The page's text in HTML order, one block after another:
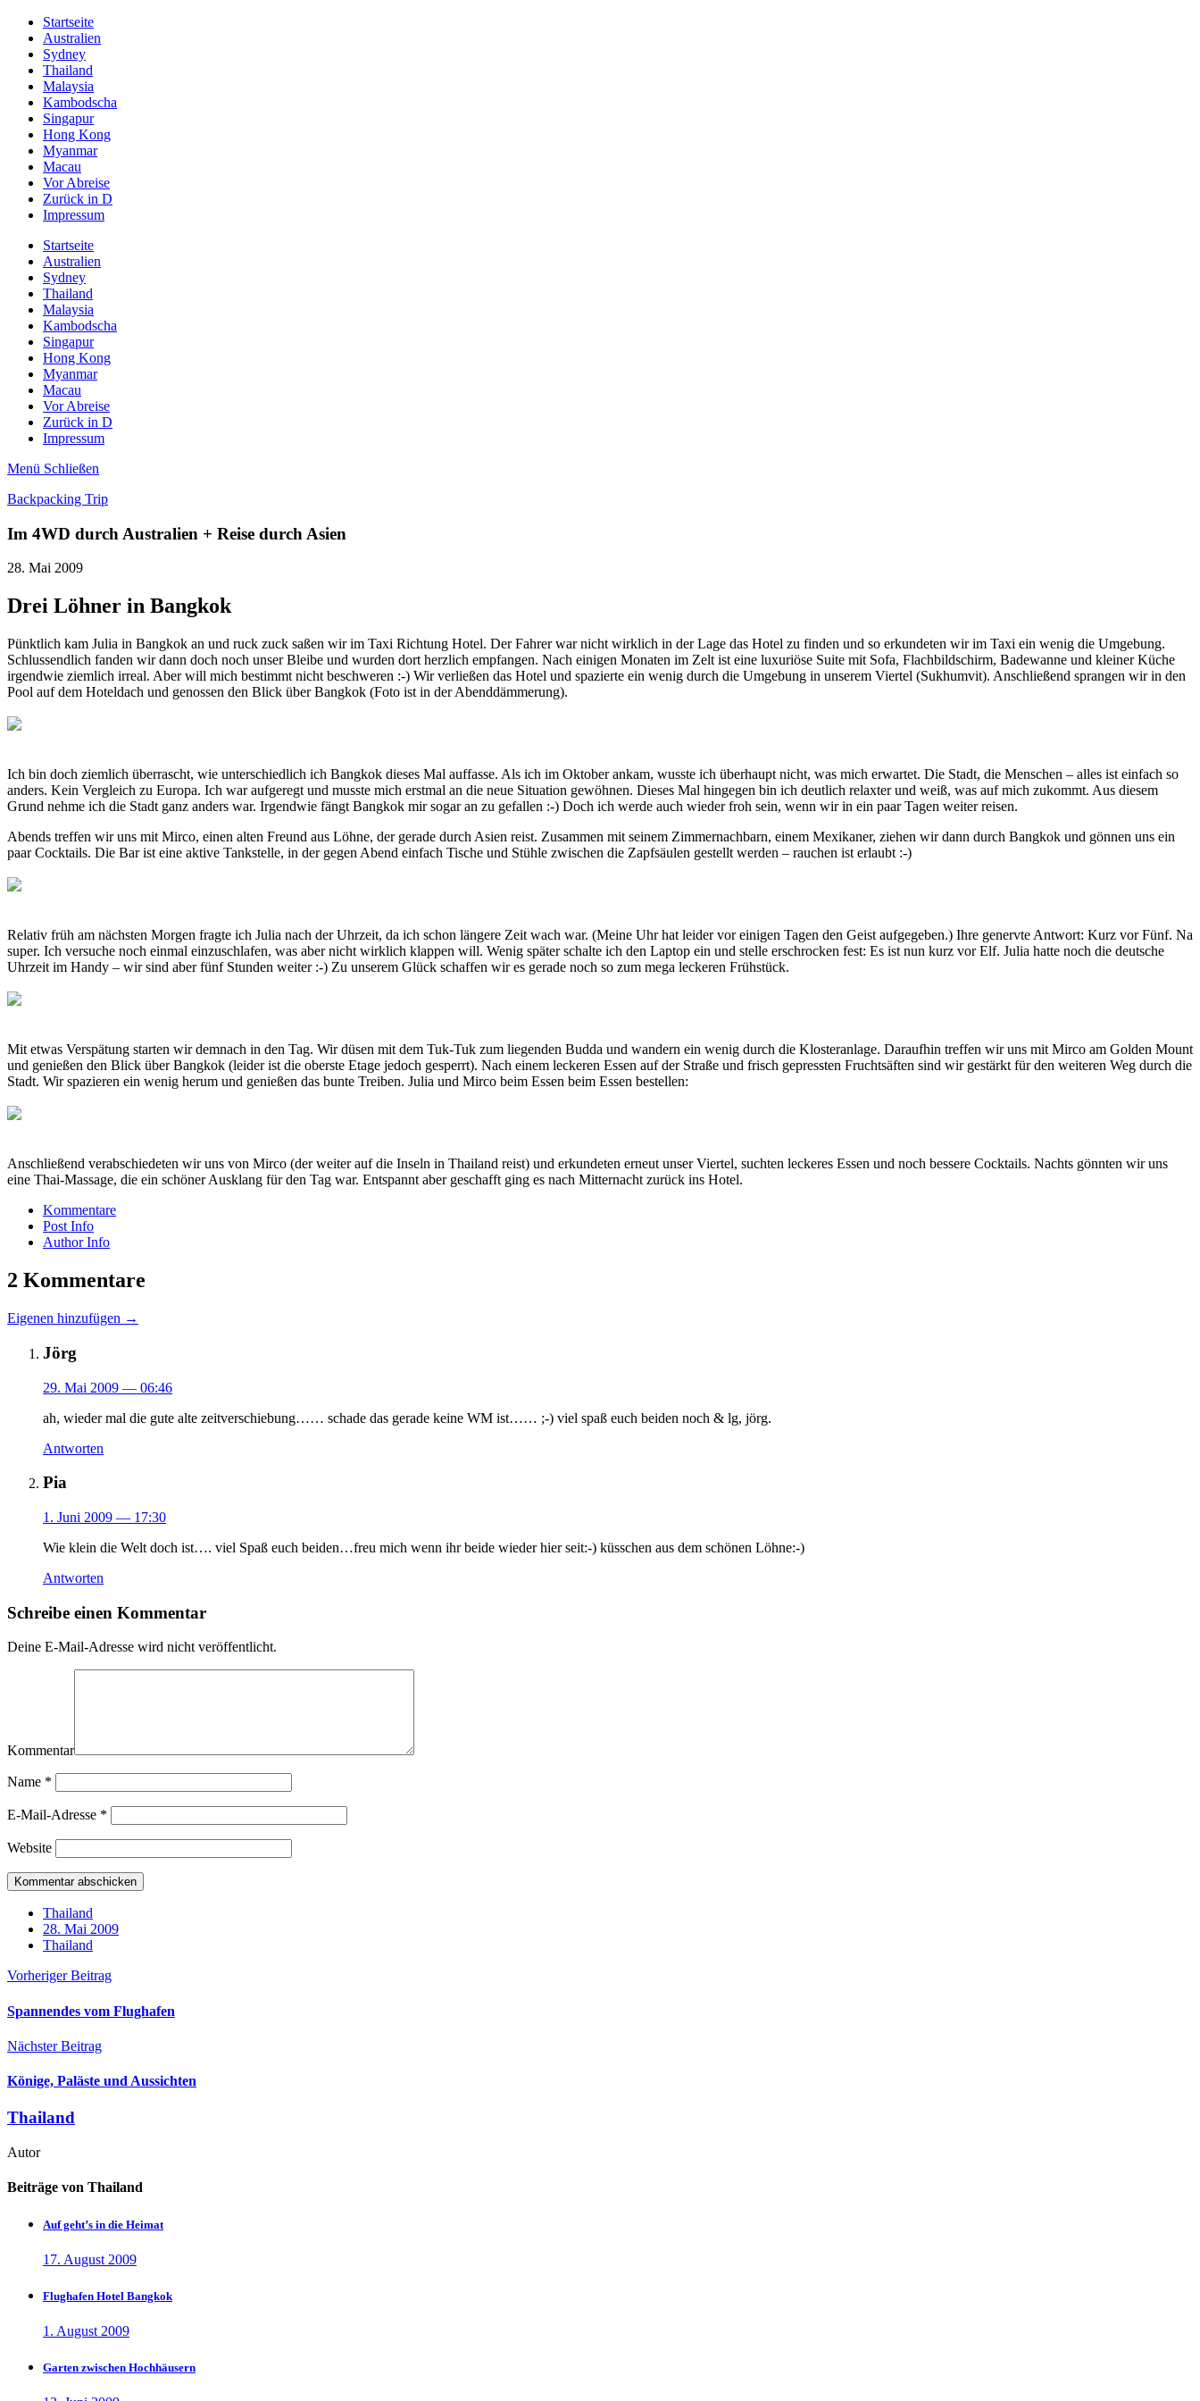
Startseite
Australien
Sydney
Thailand
Malaysia
Kambodscha
Singapur
Hong Kong
Myanmar
Macau
Vor Abreise
Zurück in D
Impressum
Startseite
Australien
Sydney
Thailand
Malaysia
Kambodscha
Singapur
Hong Kong
Myanmar
Macau
Vor Abreise
Zurück in D
Impressum
Menü Schließen
Backpacking Trip
Im 4WD durch Australien + Reise durch Asien
28. Mai 2009
Drei Löhner in Bangkok
Pünktlich kam Julia in Bangkok an und ruck zuck saßen wir im Taxi Richtung Hotel. Der Fahrer war nicht wirklich in der Lage das Hotel zu finden und so erkundeten wir im Taxi ein wenig die Umgebung.
Schlussendlich fanden wir dann doch noch unser Bleibe und wurden dort herzlich empfangen. Nach einigen Monaten im Zelt ist eine luxuriöse Suite mit Sofa, Flachbildschirm, Badewanne und kleiner Küche
irgendwie ziemlich irreal. Aber will mich bestimmt nicht beschweren :-) Wir verließen das Hotel und spazierte ein wenig durch die Umgebung in unserem Viertel (Sukhumvit). Anschließend sprangen wir in den
Pool auf dem Hoteldach und genossen den Blick über Bangkok (Foto ist in der Abenddämmerung).
Ich bin doch ziemlich überrascht, wie unterschiedlich ich Bangkok dieses Mal auffasse. Als ich im Oktober ankam, wusste ich überhaupt nicht, was mich erwartet. Die Stadt, die Menschen – alles ist einfach so
anders. Kein Vergleich zu Europa. Ich war aufgeregt und musste mich erstmal an die neue Situation gewöhnen. Dieses Mal hingegen bin ich deutlich relaxter und weiß, was auf mich zukommt. Aus diesem
Grund nehme ich die Stadt ganz anders war. Irgendwie fängt Bangkok mir sogar an zu gefallen :-) Doch ich werde auch wieder froh sein, wenn wir in ein paar Tagen weiter reisen.
Abends treffen wir uns mit Mirco, einen alten Freund aus Löhne, der gerade durch Asien reist. Zusammen mit seinem Zimmernachbarn, einem Mexikaner, ziehen wir dann durch Bangkok und gönnen uns ein
paar Cocktails. Die Bar ist eine aktive Tankstelle, in der gegen Abend einfach Tische und Stühle zwischen die Zapfsäulen gestellt werden – rauchen ist erlaubt :-)
Relativ früh am nächsten Morgen fragte ich Julia nach der Uhrzeit, da ich schon längere Zeit wach war. (Meine Uhr hat leider vor einigen Tagen den Geist aufgegeben.) Ihre genervte Antwort: Kurz vor Fünf. Na
super. Ich versuche noch einmal einzuschlafen, was aber nicht wirklich klappen will. Wenig später schalte ich den Laptop ein und stelle erschrocken fest: Es ist nun kurz vor Elf. Julia hatte noch die deutsche
Uhrzeit im Handy – wir sind aber fünf Stunden weiter :-) Zu unserem Glück schaffen wir es gerade noch so zum mega leckeren Frühstück.
Mit etwas Verspätung starten wir demnach in den Tag. Wir düsen mit dem Tuk-Tuk zum liegenden Budda und wandern ein wenig durch die Klosteranlage. Daraufhin treffen wir uns mit Mirco am Golden Mount
und genießen den Blick über Bangkok (leider ist die oberste Etage jedoch gesperrt). Nach einem leckeren Essen auf der Straße und frisch gepressten Fruchtsäften sind wir gestärkt für den weiteren Weg durch die
Stadt. Wir spazieren ein wenig herum und genießen das bunte Treiben. Julia und Mirco beim Essen beim Essen bestellen:
Anschließend verabschiedeten wir uns von Mirco (der weiter auf die Inseln in Thailand reist) und erkundeten erneut unser Viertel, suchten leckeres Essen und noch bessere Cocktails. Nachts gönnten wir uns
eine Thai-Massage, die ein schöner Ausklang für den Tag war. Entspannt aber geschafft ging es nach Mitternacht zurück ins Hotel.
Kommentare
Post Info
Author Info
2 Kommentare
Eigenen hinzufügen →
Jörg
29. Mai 2009 — 06:46
ah, wieder mal die gute alte zeitverschiebung…… schade das gerade keine WM ist…… ;-) viel spaß euch beiden noch & lg, jörg.
Antworten
Pia
1. Juni 2009 — 17:30
Wie klein die Welt doch ist…. viel Spaß euch beiden…freu mich wenn ihr beide wieder hier seit:-) küsschen aus dem schönen Löhne:-)
Antworten
Schreibe einen Kommentar
Deine E-Mail-Adresse wird nicht veröffentlicht.
Kommentar
Name *
E-Mail-Adresse *
Website
Thailand
28. Mai 2009
Thailand
Vorheriger Beitrag
Spannendes vom Flughafen
Nächster Beitrag
Könige, Paläste und Aussichten
Thailand
Autor
Beiträge von Thailand
Auf geht’s in die Heimat
17. August 2009
Flughafen Hotel Bangkok
1. August 2009
Garten zwischen Hochhäusern